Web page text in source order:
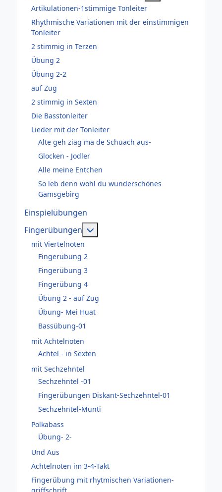
Artikulationen-1stimmige Tonleiter
Rhythmische Variationen mit der einstimmigen
Tonleiter
2 stimmig in Terzen
Übung 2
Übung 2-2
auf Zug
2 stimmig in Sexten
Die Basstonleiter
Lieder mit der Tonleiter
Alte geh ziag ma de Schuach aus-
Glocken - Jodler
Alle meine Entchen
So leb denn wohl du wunderschönes
Gamsgebirg
Einspielübungen
Fingerübungen
mit Viertelnoten
Fingerübung 2
Fingerübung 3
Fingerübung 4
Übung 2 - auf Zug
Übung- Mei Huat
Bassübung-01
mit Achtelnoten
Achtel - in Sexten
mit Sechzehntel
Sechzehntel -01
Fingerübungen Diskant-Sechzehntel-01
Sechzehntel-Munti
Polkabass
Übung- 2-
Und Aus
Achtelnoten im 3-4-Takt
Fingerübung mit rhytmischen Variationen-